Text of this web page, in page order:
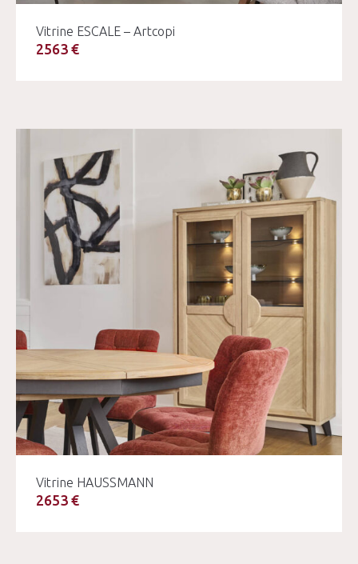
Vitrine ESCALE – Artcopi
2563 €
Vitrine HAUSSMANN
2653 €